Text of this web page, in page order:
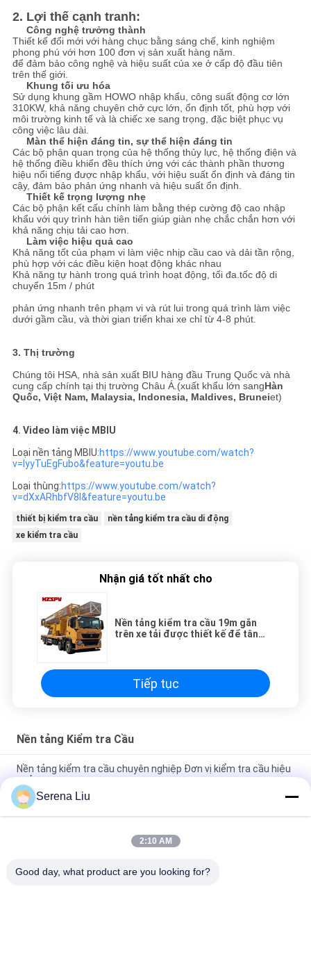
2. Lợi thế cạnh tranh:
Công nghệ trưởng thành
Thiết kế đổi mới với hàng chục bằng sáng chế, kinh nghiệm
phong phú với hơn 100 đơn vị sản xuất hàng năm.
để đảm bảo công nghệ và hiệu suất của xe ở cấp độ đầu tiên
trên thế giới.
Khung tối ưu hóa
Sử dụng khung gầm HOWO nhập khẩu, công suất động cơ lớn
310KW, khả năng chuyên chở cực lớn, ổn định tốt, phù hợp với
môi trường kinh tế và là chiếc xe sang trọng, đặc biệt phục vụ
công việc lâu dài.
Màn thể hiện đáng tin, sự thể hiện đáng tin
Các bộ phận quan trọng của hệ thống thủy lực, hệ thống điện và
hệ thống điều khiển đều thích ứng với các thành phần thương
hiệu nổi tiếng được nhập khẩu, với hiệu suất ổn định và đáng tin
cậy, đảm bảo phản ứng nhanh và hiệu suất ổn định.
Thiết kế trọng lượng nhẹ
Các bộ phận kết cấu chính làm bằng thép cường độ cao nhập
khẩu với quy trình hàn tiên tiến giúp giàn nhẹ chắc chắn hơn với
khả năng chịu tải cao hơn.
Làm việc hiệu quả cao
Khả năng tốt của phạm vi làm việc nhịp cầu cao và dải tần rộng,
phù hợp với các điều kiện hoạt động khác nhau
Khả năng tự hành trong quá trình hoạt động, tối đa.tốc độ di
chuyển 15m / phút
phản ứng nhanh trên phạm vi và rút lui trong quá trình làm việc
dưới gầm cầu, và thời gian triển khai xe chỉ từ 4-8 phút.
3. Thị trường
Chúng tôi HSA, nhà sản xuất BIU hàng đầu Trung Quốc và nhà
cung cấp chính tại thị trường Châu Á.(xuất khẩu lớn sangHàn
Quốc, Việt Nam, Malaysia, Indonesia, Maldives, Bruneiet)
4. Video làm việc MBIU
Loại nền tảng MBIU:https://www.youtube.com/watch?
v=IyyTuEgFubo&feature=youtu.be
Loại thùng:https://www.youtube.com/watch?
v=dXxARhbfV8I&feature=youtu.be
thiết bị kiểm tra cầu
nền tảng kiểm tra cầu di động
xe kiểm tra cầu
Nhận giá tốt nhất cho
Nền tảng kiểm tra cầu 19m gắn
trên xe tải được thiết kế để tân
Tiếp tục
Nền tảng Kiểm tra Cầu
Nền tảng kiểm tra cầu chuyên nghiệp Đơn vị kiểm tra cầu hiệu
quả cao
Loại nền tảng Dưới thiết bị truy cập cầu MBIU Phạm vi làm việc
ngang 22m
Nền tảng kiểm tra cầu trên không hiệu quả và các công cụ
Serena Liu
2:10 AM
Good day, what product are you looking for?